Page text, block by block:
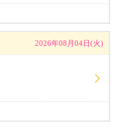
2026年08月04日(火)